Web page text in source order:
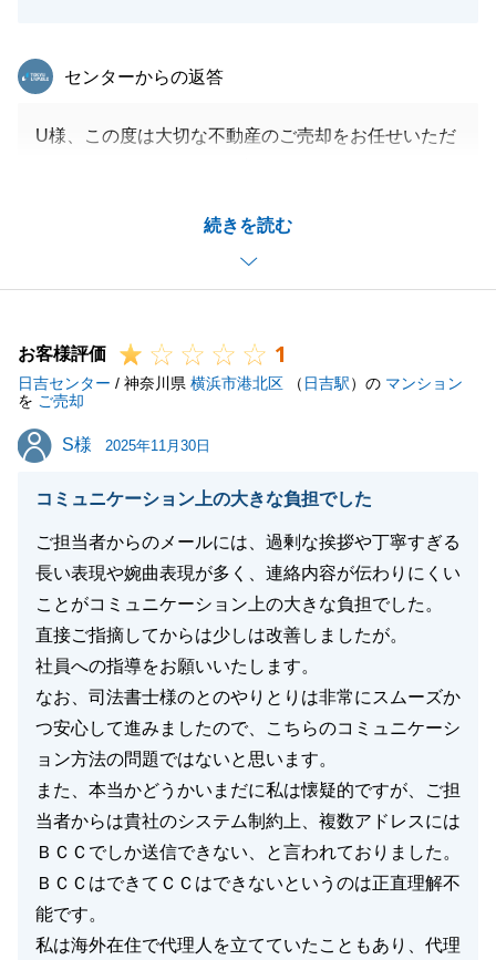
続きを読む
東急リバブル
センターからの返答
U様、この度は大切な不動産のご売却をお任せいただ
おかげで、無事お引渡しまで完了し、とても嬉しく思
また何かお力になれる事がございましたらお気兼ねな
引き続きよろしくお願いいたします。
お客様評価 1
日吉センター / 神奈川県 横浜市港北区 （ 日吉駅）の マンション
を ご売却
S様
S様 2025年11月30日
コミュニケーション上の大きな負担でした
ご担当者からのメールには、過剰な挨拶や丁寧すぎる
長い表現や婉曲表現が多く、連絡内容が伝わりにくい
ことがコミュニケーション上の大きな負担でした。
直接ご指摘してからは少しは改善しましたが。
社員への指導をお願いいたします。
なお、司法書士様のとのやりとりは非常にスムーズか
つ安心して進みましたので、こちらのコミュニケーシ
ョン方法の問題ではないと思います。
また、本当かどうかいまだに私は懐疑的ですが、ご担
当者からは貴社のシステム制約上、複数アドレスには
ＢＣＣでしか送信できない、と言われておりました。
ＢＣＣはできてＣＣはできないというのは正直理解不
能です。
私は海外在住で代理人を立てていたこともあり、代理